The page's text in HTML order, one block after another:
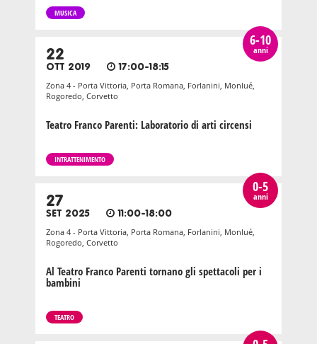
MUSICA
6-10
anni
22
OTT 2019 17:00-18:15
Zona 4 - Porta Vittoria, Porta Romana, Forlanini, Monlué,
Rogoredo, Corvetto
Teatro Franco Parenti: Laboratorio di arti circensi
INTRATTENIMENTO
0-5
anni
27
SET 2025 11:00-18:00
Zona 4 - Porta Vittoria, Porta Romana, Forlanini, Monlué,
Rogoredo, Corvetto
Al Teatro Franco Parenti tornano gli spettacoli per i
bambini
TEATRO